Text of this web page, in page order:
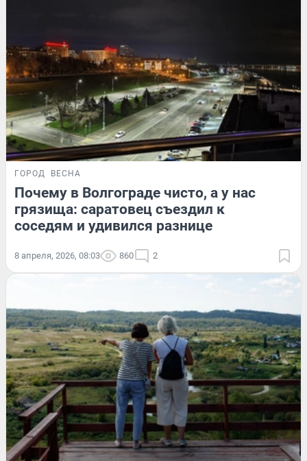
ГОРОД ВЕСНА
Почему в Волгограде чисто, а у нас
грязища: саратовец съездил к
соседям и удивился разнице
8 апреля, 2026, 08:03 860 2